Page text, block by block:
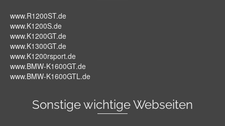
www.R1200ST.de
www.K1200S.de
www.K1200GT.de
www.K1300GT.de
www.K1200rsport.de
www.BMW-K1600GT.de
www.BMW-K1600GTL.de
Sonstige wichtige Webseiten